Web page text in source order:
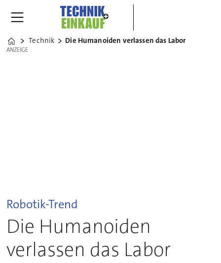
Home
Technik Die Humanoiden verlassen das Labor
ANZEIGE
ANZEIGE
Robotik-Trend
Die Humanoiden
verlassen das Labor